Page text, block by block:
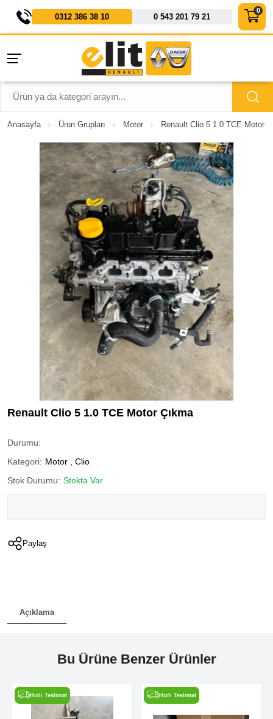
0312 386 38 10 0 543 201 79 21
Anasayfa Ürün Grupları Motor Renault Clio 5 1.0 TCE Motor
Renault Clio 5 1.0 TCE Motor Çıkma
Durumu:
Kategori: Motor
Clio
Stok Durumu: Stokta Var
Paylaş
Açıklama
Bu Ürüne Benzer Ürünler
Hızlı Teslimat Hızlı Teslimat